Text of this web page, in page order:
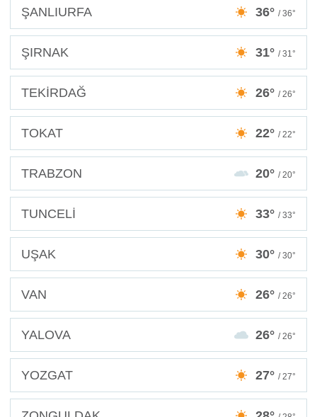
ŞANLIURFA 36° / 36°
ŞIRNAK 31° / 31°
TEKİRDAĞ 26° / 26°
TOKAT 22° / 22°
TRABZON 20° / 20°
TUNCELİ 33° / 33°
UŞAK 30° / 30°
VAN 26° / 26°
YALOVA 26° / 26°
YOZGAT 27° / 27°